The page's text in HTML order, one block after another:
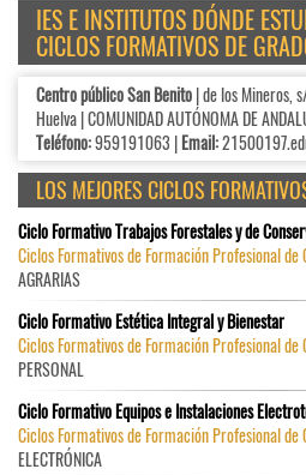
IES E INSTITUTOS DÓNDE
CICLOS FORMATIVOS DE
Centro público San Benito| de los Mineros,
Huelva | COMUNIDAD AUTÓNOMA DE
Teléfono:959191063 |Email:
LOS MEJORES CICLOS
Ciclo Formativo Trabajos Forestales y de
Ciclos Formativos de Formación Profesional de
AGRARIAS
Ciclo Formativo Estética Integral y Bienestar
Ciclos Formativos de Formación Profesional de
PERSONAL
Ciclo Formativo Equipos e Instalaciones
Ciclos Formativos de Formación Profesional de
ELECTRÓNICA